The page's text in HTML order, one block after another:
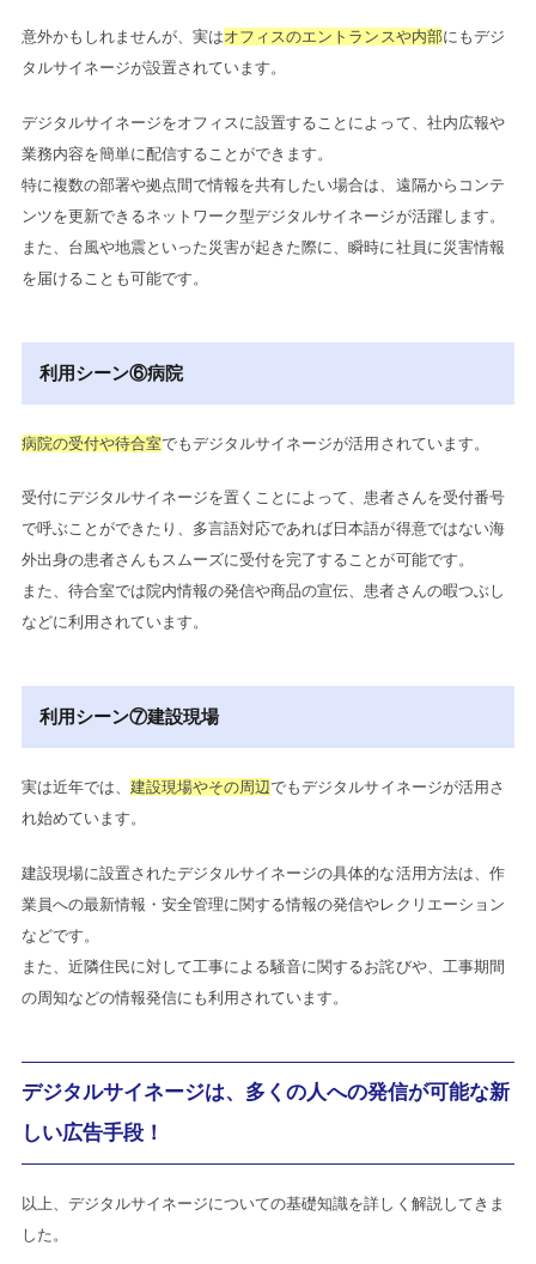
意外かもしれませんが、実はオフィスのエントランスや内部にもデジ
タルサイネージが設置されています。
デジタルサイネージをオフィスに設置することによって、社内広報や
業務内容を簡単に配信することができます。
特に複数の部署や拠点間で情報を共有したい場合は、遠隔からコンテ
ンツを更新できるネットワーク型デジタルサイネージが活躍します。
また、台風や地震といった災害が起きた際に、瞬時に社員に災害情報
を届けることも可能です。
利用シーン⑥病院
病院の受付や待合室でもデジタルサイネージが活用されています。
受付にデジタルサイネージを置くことによって、患者さんを受付番号
で呼ぶことができたり、多言語対応であれば日本語が得意ではない海
外出身の患者さんもスムーズに受付を完了することが可能です。
また、待合室では院内情報の発信や商品の宣伝、患者さんの暇つぶし
などに利用されています。
利用シーン⑦建設現場
実は近年では、建設現場やその周辺でもデジタルサイネージが活用さ
れ始めています。
建設現場に設置されたデジタルサイネージの具体的な活用方法は、作
業員への最新情報・安全管理に関する情報の発信やレクリエーション
などです。
また、近隣住民に対して工事による騒音に関するお詫びや、工事期間
の周知などの情報発信にも利用されています。
デジタルサイネージは、多くの人への発信が可能な新
しい広告手段！
以上、デジタルサイネージについての基礎知識を詳しく解説してきま
した。